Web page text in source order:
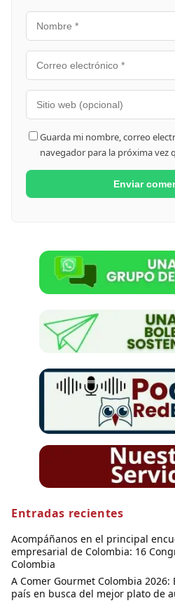
Guarda mi nombre, correo
navegador para la próxima vez
Entradas recientes
Acompáñanos en el principal
empresarial de Colombia: 16
Colombia
A Comer Gourmet Colombia
país en busca del mejor plato de